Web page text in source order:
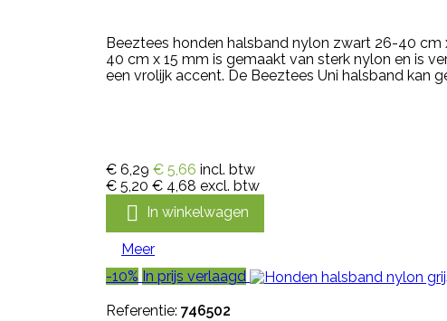
Beeztees honden halsband nylon zwart 26-40
40 cm x 15 mm is gemaakt van sterk nylon en is
een vrolijk accent. De Beeztees Uni halsband kan
€ 6,29 € 5,66 incl. btw
€ 5,20 € 4,68 excl. btw
 In winkelwagen
Meer
-10% In prijs verlaagd
Referentie: 746502